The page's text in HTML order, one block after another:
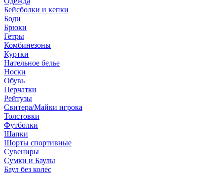
Бейсболки и кепки
Боди
Брюки
Гетры
Комбинезоны
Куртки
Нательное белье
Носки
Обувь
Перчатки
Рейтузы
Свитера/Майки игрока
Толстовки
Футболки
Шапки
Шорты спортивные
Сувениры
Сумки и Баулы
Баул без колес